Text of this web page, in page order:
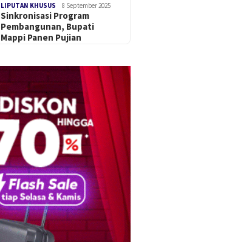
LIPUTAN KHUSUS 8 September 2025
Sinkronisasi Program
Pembangunan, Bupati
Mappi Panen Pujian